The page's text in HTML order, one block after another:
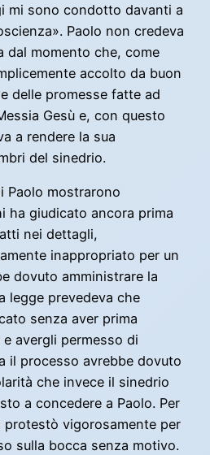
mi sono condotto davanti a
Paolo non credeva
dal momento che, come
accolto da buon
delle promesse fatte ad
Gesù e, con questo
a rendere la sua
del sinedrio.
Paolo mostrarono
ha giudicato ancora prima
nei dettagli,
inappropriato per un
dovuto amministrare la
legge prevedeva che
senza aver prima
avergli permesso di
il processo avrebbe dovuto
che invece il sinedrio
a concedere a Paolo. Per
vigorosamente per
sulla bocca senza motivo.